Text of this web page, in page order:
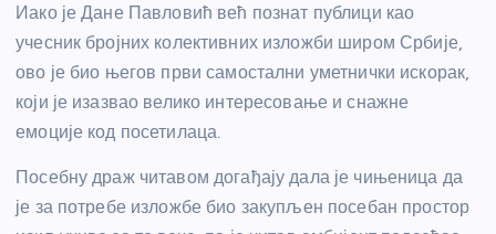
Иако је Дане Павловић већ познат публици као
учесник бројних колективних изложби широм Србије,
ово је био његов први самостални уметнички искорак,
који је изазвао велико интересовање и снажне
емоције код посетилаца.
Посебну драж читавом догађају дала је чињеница да
је за потребе изложбе био закупљен посебан простор